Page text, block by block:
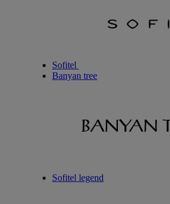
Sofitel
Banyan tree
Sofitel legend